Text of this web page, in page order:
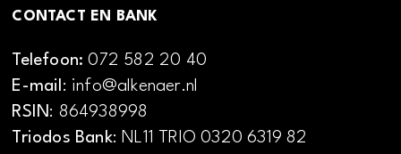
CONTACT EN BANK
Telefoon:072 582 20 40
E-mail: info@alkenaer.nl
RSIN: 864938998
Triodos Bank: NL11 TRIO 0320 6319 82